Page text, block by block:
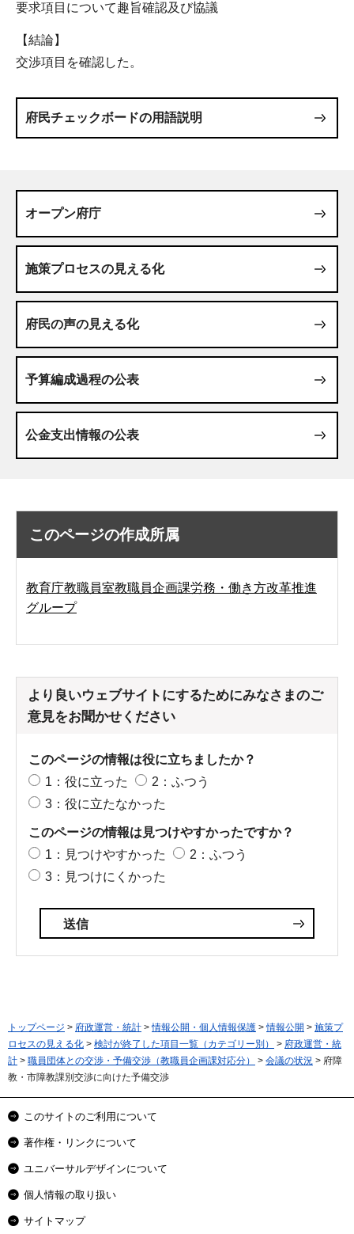
要求項目について趣旨確認及び協議
【結論】
交渉項目を確認した。
府民チェックボードの用語説明
オープン府庁
施策プロセスの見える化
府民の声の見える化
予算編成過程の公表
公金支出情報の公表
このページの作成所属
教育庁教職員室教職員企画課労務・働き方改革推進
グループ
より良いウェブサイトにするためにみなさまのご
意見をお聞かせください
このページの情報は役に立ちましたか？
1：役に立った
2：ふつう
3：役に立たなかった
このページの情報は見つけやすかったですか？
1：見つけやすかった
2：ふつう
3：見つけにくかった
トップページ > 府政運営・統計 >情報公開・個人情報保護 >情報公開 > 施策プ
ロセスの見える化 > 検討が終了した項目一覧（カテゴリー別） > 府政運営・統
計 > 職員団体との交渉・予備交渉（教職員企画課対応分） > 会議の状況 > 府障
教・市障教課別交渉に向けた予備交渉
このサイトのご利用について
著作権・リンクについて
ユニバーサルデザインについて
個人情報の取り扱い
サイトマップ